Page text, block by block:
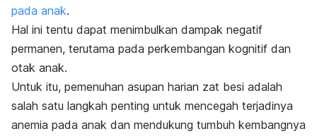
pada anak.
Hal ini tentu dapat menimbulkan dampak negatif
permanen, terutama pada perkembangan kognitif dan
otak anak.
Untuk itu, pemenuhan asupan harian zat besi adalah
salah satu langkah penting untuk mencegah terjadinya
anemia pada anak dan mendukung tumbuh kembangnya